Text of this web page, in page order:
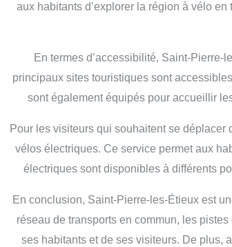
aux habitants d’explorer la région à vélo
En termes d’accessibilité, Saint-
principaux sites touristiques sont
sont également équipés pour accueillir
Pour les visiteurs qui souhaitent se
vélos électriques. Ce service permet aux
électriques sont disponibles à différents
En conclusion, Saint-Pierre-les-Étieux est
réseau de transports en commun, les
ses habitants et de ses visiteurs. De plus,